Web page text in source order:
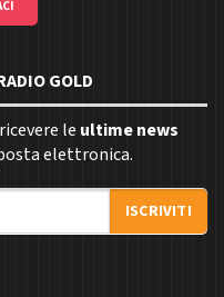
GOLD
le ultime news
elettronica.
ISCRIVITI